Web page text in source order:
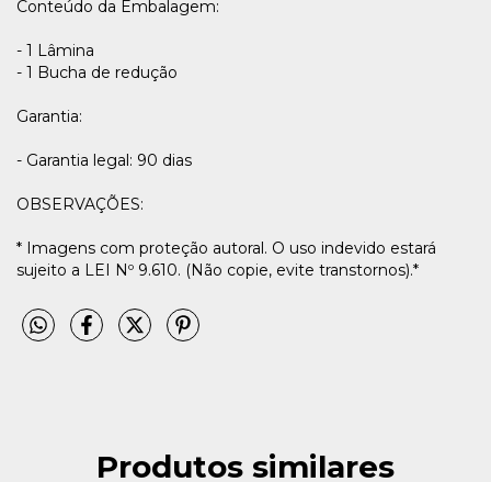
Conteúdo da Embalagem:
- 1 Lâmina
- 1 Bucha de redução
Garantia:
- Garantia legal: 90 dias
OBSERVAÇÕES:
* Imagens com proteção autoral. O uso indevido estará
sujeito a LEI Nº 9.610. (Não copie, evite transtornos).*
Produtos similares